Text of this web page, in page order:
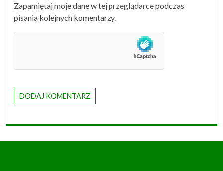
Zapamiętaj moje dane w tej przeglądarce podczas
pisania kolejnych komentarzy.